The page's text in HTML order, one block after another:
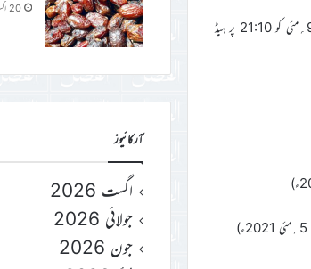
٭…لوگوں کو مذہب یا عقیدے کے مسائل پر تشدد پر اکسانے والوں کے خلاف مشترکہ کوشش کرنا ہوگی: وزیراعظم(ٹی وی ایکسپریس، 9؍مئی کو 21:10 پر ہیڈ
20 اگست 2019ء
آرکائیوز
اگست 2026
جولائی 2026
جون 2026